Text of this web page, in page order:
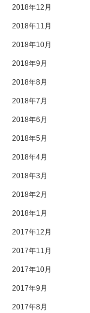
2018年12月
2018年11月
2018年10月
2018年9月
2018年8月
2018年7月
2018年6月
2018年5月
2018年4月
2018年3月
2018年2月
2018年1月
2017年12月
2017年11月
2017年10月
2017年9月
2017年8月